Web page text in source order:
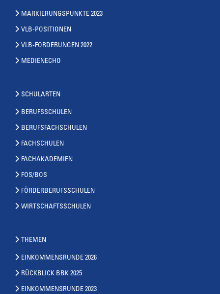
MARKIERUNGSPUNKTE 2023
VLB-POSITIONEN
VLB-FORDERUNGEN 2022
MEDIENECHO
SCHULARTEN
BERUFSSCHULEN
BERUFSFACHSCHULEN
FACHSCHULEN
FACHAKADEMIEN
FOS/BOS
FÖRDERBERUFSSCHULEN
WIRTSCHAFTSSCHULEN
THEMEN
EINKOMMENSRUNDE 2026
RÜCKBLICK BBK 2025
EINKOMMENSRUNDE 2023